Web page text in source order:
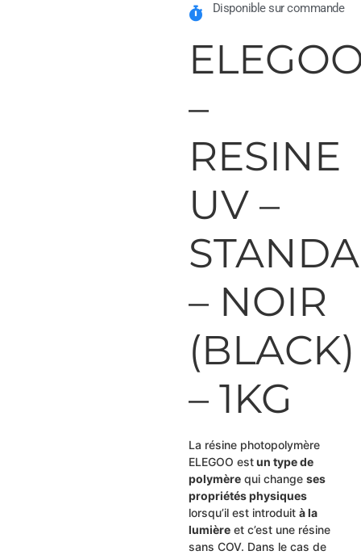
Disponible sur commande
–
RESINE
UV –
– NOIR
(BLACK)
– 1KG
La résine photopolymère
ELEGOO estun type de
polymèrequi change ses
propriétés physiques
lorsqu’il est introduit à la
lumièreet c’est une résine
sans COV. Dans le cas de